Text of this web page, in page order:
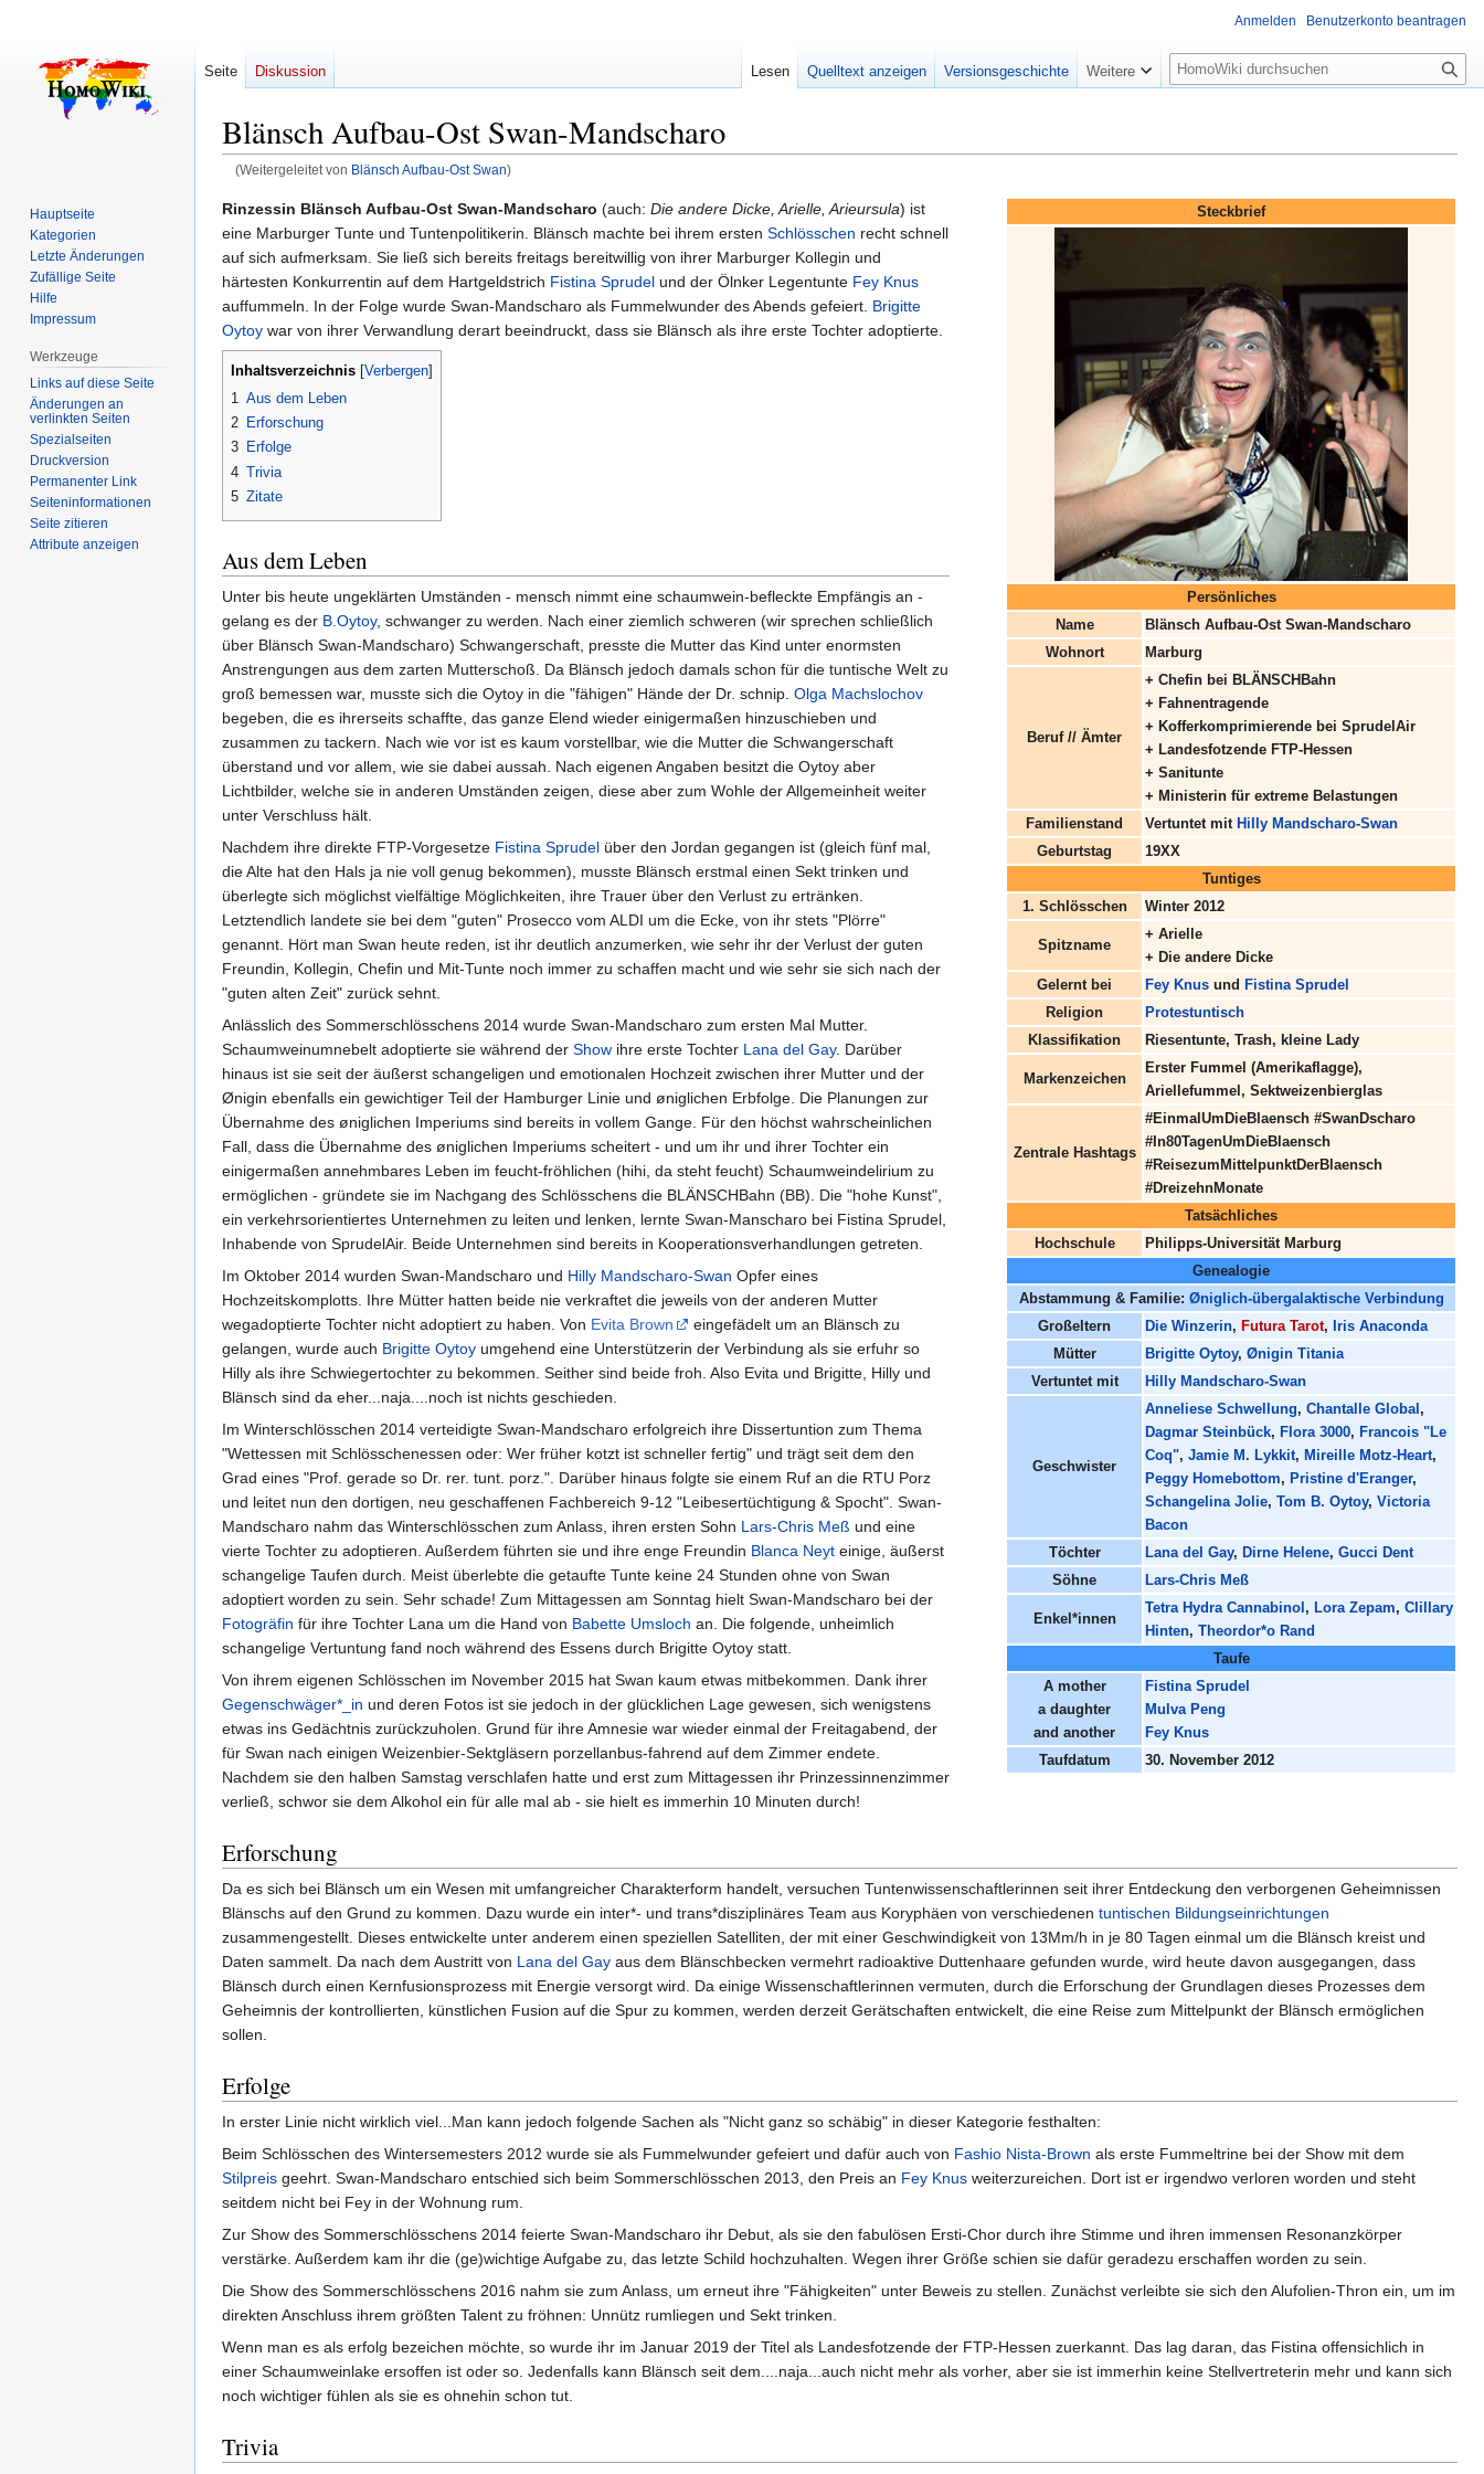
Blänsch Aufbau-Ost Swan-Mandscharo
(Weitergeleitet von Blänsch Aufbau-Ost Swan)
Zur
Navigation
springen
Zur
Suche
springen
Steckbrief
Persönliches
Name
Blänsch Aufbau-Ost Swan-Mandscharo
Wohnort
Marburg
Beruf // Ämter
+ Chefin bei BLÄNSCHBahn
+ Fahnentragende
+ Kofferkomprimierende bei SprudelAir
+ Landesfotzende FTP-Hessen
+ Sanitunte
+ Ministerin für extreme Belastungen
Familienstand
Vertuntet mit Hilly Mandscharo-Swan
Geburtstag
19XX
Tuntiges
1. Schlösschen
Winter 2012
Spitzname
+ Arielle
+ Die andere Dicke
Gelernt bei
Fey Knus und Fistina Sprudel
Religion
Protestuntisch
Klassifikation
Riesentunte, Trash, kleine Lady
Markenzeichen
Erster Fummel (Amerikaflagge),
Ariellefummel, Sektweizenbierglas
Zentrale Hashtags
#EinmalUmDieBlaensch #SwanDscharo
#In80TagenUmDieBlaensch
#ReisezumMittelpunktDerBlaensch
#DreizehnMonate
Tatsächliches
Hochschule
Philipps-Universität Marburg
Genealogie
Abstammung & Familie: Øniglich-übergalaktische Verbindung
Großeltern
Die Winzerin, Futura Tarot, Iris Anaconda
Mütter
Brigitte Oytoy, Ønigin Titania
Vertuntet mit
Hilly Mandscharo-Swan
Geschwister
Anneliese Schwellung, Chantalle Global,
Dagmar Steinbück, Flora 3000, Francois "Le
Coq", Jamie M. Lykkit, Mireille Motz-Heart,
Peggy Homebottom, Pristine d'Eranger,
Schangelina Jolie, Tom B. Oytoy, Victoria
Bacon
Töchter
Lana del Gay, Dirne Helene, Gucci Dent
Söhne
Lars-Chris Meß
Enkel*innen
Tetra Hydra Cannabinol, Lora Zepam, Clillary
Hinten, Theordor*o Rand
Taufe
A mother
a daughter
and another
Fistina Sprudel
Mulva Peng
Fey Knus
Taufdatum
30. November 2012
Rinzessin Blänsch Aufbau-Ost Swan-Mandscharo (auch: Die andere Dicke, Arielle, Arieursula) ist
eine Marburger Tunte und Tuntenpolitikerin. Blänsch machte bei ihrem ersten Schlösschen recht schnell
auf sich aufmerksam. Sie ließ sich bereits freitags bereitwillig von ihrer Marburger Kollegin und
härtesten Konkurrentin auf dem Hartgeldstrich Fistina Sprudel und der Ölnker Legentunte Fey Knus
auffummeln. In der Folge wurde Swan-Mandscharo als Fummelwunder des Abends gefeiert. Brigitte
Oytoy war von ihrer Verwandlung derart beeindruckt, dass sie Blänsch als ihre erste Tochter adoptierte.
Inhaltsverzeichnis
1 Aus dem Leben
2 Erforschung
3 Erfolge
4 Trivia
5 Zitate
Aus dem Leben
Unter bis heute ungeklärten Umständen - mensch nimmt eine schaumwein-befleckte Empfängis an -
gelang es der B.Oytoy, schwanger zu werden. Nach einer ziemlich schweren (wir sprechen schließlich
über Blänsch Swan-Mandscharo) Schwangerschaft, presste die Mutter das Kind unter enormsten
Anstrengungen aus dem zarten Mutterschoß. Da Blänsch jedoch damals schon für die tuntische Welt zu
groß bemessen war, musste sich die Oytoy in die "fähigen" Hände der Dr. schnip. Olga Machslochov
begeben, die es ihrerseits schaffte, das ganze Elend wieder einigermaßen hinzuschieben und
zusammen zu tackern. Nach wie vor ist es kaum vorstellbar, wie die Mutter die Schwangerschaft
überstand und vor allem, wie sie dabei aussah. Nach eigenen Angaben besitzt die Oytoy aber
Lichtbilder, welche sie in anderen Umständen zeigen, diese aber zum Wohle der Allgemeinheit weiter
unter Verschluss hält.
Nachdem ihre direkte FTP-Vorgesetze Fistina Sprudel über den Jordan gegangen ist (gleich fünf mal,
die Alte hat den Hals ja nie voll genug bekommen), musste Blänsch erstmal einen Sekt trinken und
überlegte sich möglichst vielfältige Möglichkeiten, ihre Trauer über den Verlust zu ertränken.
Letztendlich landete sie bei dem "guten" Prosecco vom ALDI um die Ecke, von ihr stets "Plörre"
genannt. Hört man Swan heute reden, ist ihr deutlich anzumerken, wie sehr ihr der Verlust der guten
Freundin, Kollegin, Chefin und Mit-Tunte noch immer zu schaffen macht und wie sehr sie sich nach der
"guten alten Zeit" zurück sehnt.
Anlässlich des Sommerschlösschens 2014 wurde Swan-Mandscharo zum ersten Mal Mutter.
Schaumweinumnebelt adoptierte sie während der Show ihre erste Tochter Lana del Gay. Darüber
hinaus ist sie seit der äußerst schangeligen und emotionalen Hochzeit zwischen ihrer Mutter und der
Ønigin ebenfalls ein gewichtiger Teil der Hamburger Linie und øniglichen Erbfolge. Die Planungen zur
Übernahme des øniglichen Imperiums sind bereits in vollem Gange. Für den höchst wahrscheinlichen
Fall, dass die Übernahme des øniglichen Imperiums scheitert - und um ihr und ihrer Tochter ein
einigermaßen annehmbares Leben im feucht-fröhlichen (hihi, da steht feucht) Schaumweindelirium zu
ermöglichen - gründete sie im Nachgang des Schlösschens die BLÄNSCHBahn (BB). Die "hohe Kunst",
ein verkehrsorientiertes Unternehmen zu leiten und lenken, lernte Swan-Manscharo bei Fistina Sprudel,
Inhabende von SprudelAir. Beide Unternehmen sind bereits in Kooperationsverhandlungen getreten.
Im Oktober 2014 wurden Swan-Mandscharo und Hilly Mandscharo-Swan Opfer eines
Hochzeitskomplotts. Ihre Mütter hatten beide nie verkraftet die jeweils von der anderen Mutter
wegadoptierte Tochter nicht adoptiert zu haben. Von Evita Brown
eingefädelt um an Blänsch zu
gelangen, wurde auch Brigitte Oytoy umgehend eine Unterstützerin der Verbindung als sie erfuhr so
Hilly als ihre Schwiegertochter zu bekommen. Seither sind beide froh. Also Evita und Brigitte, Hilly und
Blänsch sind da eher...naja....noch ist nichts geschieden.
Im Winterschlösschen 2014 verteidigte Swan-Mandscharo erfolgreich ihre Dissertuntion zum Thema
"Wettessen mit Schlösschenessen oder: Wer früher kotzt ist schneller fertig" und trägt seit dem den
Grad eines "Prof. gerade so Dr. rer. tunt. porz.". Darüber hinaus folgte sie einem Ruf an die RTU Porz
und leitet nun den dortigen, neu geschaffenen Fachbereich 9-12 "Leibesertüchtigung & Spocht". Swan-
Mandscharo nahm das Winterschlösschen zum Anlass, ihren ersten Sohn Lars-Chris Meß und eine
vierte Tochter zu adoptieren. Außerdem führten sie und ihre enge Freundin Blanca Neyt einige, äußerst
schangelige Taufen durch. Meist überlebte die getaufte Tunte keine 24 Stunden ohne von Swan
adoptiert worden zu sein. Sehr schade! Zum Mittagessen am Sonntag hielt Swan-Mandscharo bei der
Fotogräfin für ihre Tochter Lana um die Hand von Babette Umsloch an. Die folgende, unheimlich
schangelige Vertuntung fand noch während des Essens durch Brigitte Oytoy statt.
Von ihrem eigenen Schlösschen im November 2015 hat Swan kaum etwas mitbekommen. Dank ihrer
Gegenschwäger*_in und deren Fotos ist sie jedoch in der glücklichen Lage gewesen, sich wenigstens
etwas ins Gedächtnis zurückzuholen. Grund für ihre Amnesie war wieder einmal der Freitagabend, der
für Swan nach einigen Weizenbier-Sektgläsern porzellanbus-fahrend auf dem Zimmer endete.
Nachdem sie den halben Samstag verschlafen hatte und erst zum Mittagessen ihr Prinzessinnenzimmer
verließ, schwor sie dem Alkohol ein für alle mal ab - sie hielt es immerhin 10 Minuten durch!
Erforschung
Da es sich bei Blänsch um ein Wesen mit umfangreicher Charakterform handelt, versuchen Tuntenwissenschaftlerinnen seit ihrer Entdeckung den verborgenen Geheimnissen
Blänschs auf den Grund zu kommen. Dazu wurde ein inter*- und trans*disziplinäres Team aus Koryphäen von verschiedenen tuntischen Bildungseinrichtungen
zusammengestellt. Dieses entwickelte unter anderem einen speziellen Satelliten, der mit einer Geschwindigkeit von 13Mm/h in je 80 Tagen einmal um die Blänsch kreist und
Daten sammelt. Da nach dem Austritt von Lana del Gay aus dem Blänschbecken vermehrt radioaktive Duttenhaare gefunden wurde, wird heute davon ausgegangen, dass
Blänsch durch einen Kernfusionsprozess mit Energie versorgt wird. Da einige Wissenschaftlerinnen vermuten, durch die Erforschung der Grundlagen dieses Prozesses dem
Geheimnis der kontrollierten, künstlichen Fusion auf die Spur zu kommen, werden derzeit Gerätschaften entwickelt, die eine Reise zum Mittelpunkt der Blänsch ermöglichen
sollen.
Erfolge
In erster Linie nicht wirklich viel...Man kann jedoch folgende Sachen als "Nicht ganz so schäbig" in dieser Kategorie festhalten:
Beim Schlösschen des Wintersemesters 2012 wurde sie als Fummelwunder gefeiert und dafür auch von Fashio Nista-Brown als erste Fummeltrine bei der Show mit dem
Stilpreis geehrt. Swan-Mandscharo entschied sich beim Sommerschlösschen 2013, den Preis an Fey Knus weiterzureichen. Dort ist er irgendwo verloren worden und steht
seitdem nicht bei Fey in der Wohnung rum.
Zur Show des Sommerschlösschens 2014 feierte Swan-Mandscharo ihr Debut, als sie den fabulösen Ersti-Chor durch ihre Stimme und ihren immensen Resonanzkörper
verstärke. Außerdem kam ihr die (ge)wichtige Aufgabe zu, das letzte Schild hochzuhalten. Wegen ihrer Größe schien sie dafür geradezu erschaffen worden zu sein.
Die Show des Sommerschlösschens 2016 nahm sie zum Anlass, um erneut ihre "Fähigkeiten" unter Beweis zu stellen. Zunächst verleibte sie sich den Alufolien-Thron ein, um im
direkten Anschluss ihrem größten Talent zu fröhnen: Unnütz rumliegen und Sekt trinken.
Wenn man es als erfolg bezeichen möchte, so wurde ihr im Januar 2019 der Titel als Landesfotzende der FTP-Hessen zuerkannt. Das lag daran, das Fistina offensichlich in
einer Schaumweinlake ersoffen ist oder so. Jedenfalls kann Blänsch seit dem....naja...auch nicht mehr als vorher, aber sie ist immerhin keine Stellvertreterin mehr und kann sich
noch wichtiger fühlen als sie es ohnehin schon tut.
Trivia
Anmelden Benutzerkonto beantragen
Seite Diskussion Lesen Quelltext anzeigen Versionsgeschichte Weitere
Suche
Hauptseite
Kategorien
Letzte Änderungen
Zufällige Seite
Hilfe
Impressum
Werkzeuge
Links auf diese Seite
Änderungen an
verlinkten Seiten
Spezialseiten
Druckversion
Permanenter Link
Seiten­­informationen
Seite zitieren
Attribute anzeigen